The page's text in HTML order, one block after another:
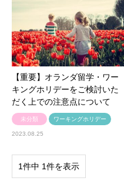
【重要】オランダ留学・ワー
キングホリデーをご検討いた
だく上での注意点について
未分類 ワーキングホリデー
2023.08.25
1件中 1件を表示